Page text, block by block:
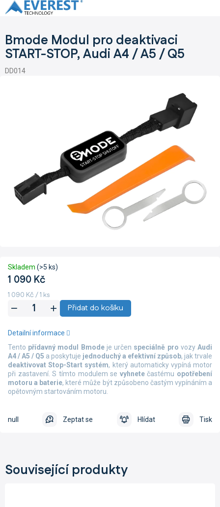
Přejít
na
Bmode Modul pro deaktivaci
START-STOP, Audi A4 / A5 / Q5
DD014
1 090 Kč
Měrná
1 090 Kč / 1 ks
Skladem (>5 ks)
Přidat do košíku
Tento přídavný modul Bmodeje určen speciálně pro vozyAudi
A4 /A5 / Q5 a poskytuje jednoduchý a efektivní způsob, jak trvale
deaktivovat Stop-Start systém, který automaticky vypíná motor
při zastavení. S tímto modulem se vyhnetečastému opotřebení
motoru a baterie, které může být způsobeno častým vypínáním a
opětovným startováním motoru.
Detailní informace
Tisk
Zeptat se Hlídat
null
Související produkty